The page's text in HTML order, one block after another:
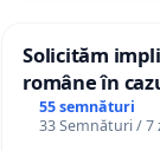
Solicităm
române în
Wiliam
plasament în
55 semnături
33 Semnături / 7